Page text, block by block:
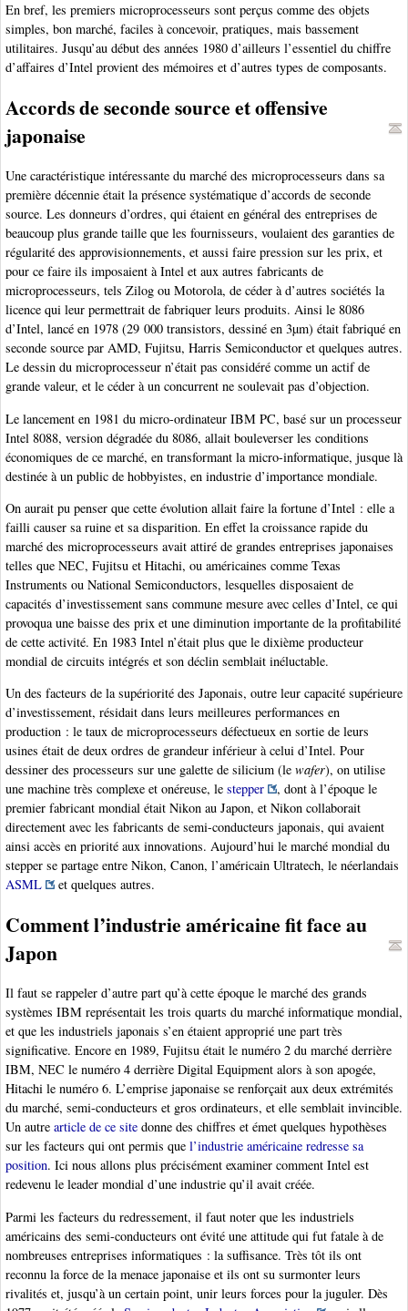
En bref, les premiers microprocesseurs sont perçus comme des objets
simples, bon marché, faciles à concevoir, pratiques, mais bassement
utilitaires. Jusqu’au début des années 1980 d’ailleurs l’essentiel du chiffre
d’affaires d’Intel provient des mémoires et d’autres types de composants.
Accords de seconde source et offensive
japonaise
Une caractéristique intéressante du marché des microprocesseurs dans sa
première décennie était la présence systématique d’accords de seconde
source. Les donneurs d’ordres, qui étaient en général des entreprises de
beaucoup plus grande taille que les fournisseurs, voulaient des garanties de
régularité des approvisionnements, et aussi faire pression sur les prix, et
pour ce faire ils imposaient à Intel et aux autres fabricants de
microprocesseurs, tels Zilog ou Motorola, de céder à d’autres sociétés la
licence qui leur permettrait de fabriquer leurs produits. Ainsi le 8086
d’Intel, lancé en 1978 (29 000 transistors, dessiné en 3µm) était fabriqué en
seconde source par AMD, Fujitsu, Harris Semiconductor et quelques autres.
Le dessin du microprocesseur n’était pas considéré comme un actif de
grande valeur, et le céder à un concurrent ne soulevait pas d’objection.
Le lancement en 1981 du micro-ordinateur IBM PC, basé sur un processeur
Intel 8088, version dégradée du 8086, allait bouleverser les conditions
économiques de ce marché, en transformant la micro-informatique, jusque là
destinée à un public de hobbyistes, en industrie d’importance mondiale.
On aurait pu penser que cette évolution allait faire la fortune d’Intel : elle a
failli causer sa ruine et sa disparition. En effet la croissance rapide du
marché des microprocesseurs avait attiré de grandes entreprises japonaises
telles que NEC, Fujitsu et Hitachi, ou américaines comme Texas
Instruments ou National Semiconductors, lesquelles disposaient de
capacités d’investissement sans commune mesure avec celles d’Intel, ce qui
provoqua une baisse des prix et une diminution importante de la profitabilité
de cette activité. En 1983 Intel n’était plus que le dixième producteur
mondial de circuits intégrés et son déclin semblait inéluctable.
Un des facteurs de la supériorité des Japonais, outre leur capacité supérieure
d’investissement, résidait dans leurs meilleures performances en
production : le taux de microprocesseurs défectueux en sortie de leurs
usines était de deux ordres de grandeur inférieur à celui d’Intel. Pour
dessiner des processeurs sur une galette de silicium (le wafer), on utilise
une machine très complexe et onéreuse, le stepper
, dont à l’époque le
premier fabricant mondial était Nikon au Japon, et Nikon collaborait
directement avec les fabricants de semi-conducteurs japonais, qui avaient
ainsi accès en priorité aux innovations. Aujourd’hui le marché mondial du
stepper se partage entre Nikon, Canon, l’américain Ultratech, le néerlandais
ASML
et quelques autres.
Comment l’industrie américaine fit face au
Japon
Il faut se rappeler d’autre part qu’à cette époque le marché des grands
systèmes IBM représentait les trois quarts du marché informatique mondial,
et que les industriels japonais s’en étaient approprié une part très
significative. Encore en 1989, Fujitsu était le numéro 2 du marché derrière
IBM, NEC le numéro 4 derrière Digital Equipment alors à son apogée,
Hitachi le numéro 6. L’emprise japonaise se renforçait aux deux extrémités
du marché, semi-conducteurs et gros ordinateurs, et elle semblait invincible.
Un autre article de ce site donne des chiffres et émet quelques hypothèses
sur les facteurs qui ont permis que l’industrie américaine redresse sa
position. Ici nous allons plus précisément examiner comment Intel est
redevenu le leader mondial d’une industrie qu’il avait créée.
Parmi les facteurs du redressement, il faut noter que les industriels
américains des semi-conducteurs ont évité une attitude qui fut fatale à de
nombreuses entreprises informatiques : la suffisance. Très tôt ils ont
reconnu la force de la menace japonaise et ils ont su surmonter leurs
rivalités et, jusqu’à un certain point, unir leurs forces pour la juguler. Dès